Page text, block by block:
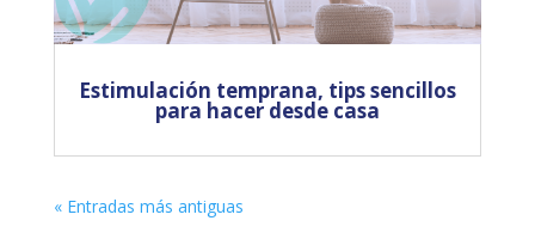
Estimulación temprana, tips sencillos
para hacer desde casa
« Entradas más antiguas